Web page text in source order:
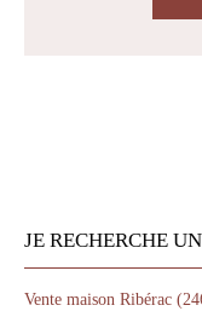
JE RECHERCHE
Vente maison Ribérac